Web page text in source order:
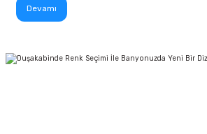
Devamı